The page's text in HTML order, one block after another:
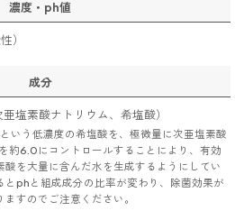
濃度・ph値
）
成分
塩素酸ナトリウム、希塩酸）
いう低濃度の希塩酸を、極微量に次亜塩素酸
約6.0にコントロールすることにより、有効
酸を大量に含んだ水を生成するようにしてい
とphと組成成分の比率が変わり、除菌効果が
すのでご注意ください。